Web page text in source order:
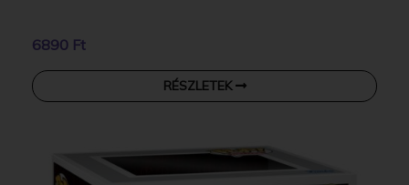
6890 Ft
RÉSZLETEK